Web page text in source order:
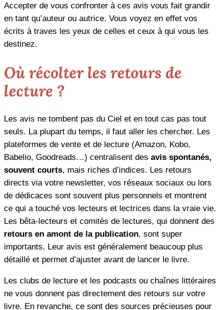
Accepter de vous confronter à ces avis vous fait grandir
en tant qu’auteur ou autrice. Vous voyez en effet vos
écrits à traves les yeux de celles et ceux à qui vous les
destinez.
Où récolter les retours de
lecture ?
Les avis ne tombent pas du Ciel et en tout cas pas tout
seuls. La plupart du temps, il faut aller les chercher. Les
plateformes de vente et de lecture (Amazon, Kobo,
Babelio, Goodreads…) centralisent des avis spontanés,
souvent courts, mais riches d’indices. Les retours
directs via votre newsletter, vos réseaux sociaux ou lors
de dédicaces sont souvent plus personnels et montrent
ce qui a touché vos lecteurs et lectrices dans la vraie vie.
Les bêta-lecteurs et comités de lectures, qui donnent des
retours en amont de la publication, sont super
importants. Leur avis est généralement beaucoup plus
détaillé et permet d’ajuster avant de lancer le livre.
Les clubs de lecture et les podcasts ou chaînes littéraires
ne vous donnent pas directement des retours sur votre
livre. En revanche, ce sont des sources précieuses pour